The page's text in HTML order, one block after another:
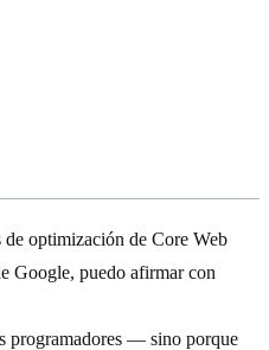
de optimización de Core Web
Google, puedo afirmar con
programadores — sino porque